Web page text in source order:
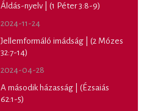
Áldás-nyelv | (1 Péter 3:8-9)
2024-11-24
Jellemformáló imádság | (2 Mózes
32:7-14)
2024-04-28
A második házasság | (Ézsaiás
62:1-5)